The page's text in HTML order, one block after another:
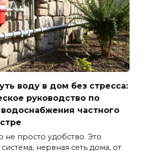
воду в дом без стресса:
руководство по
частного
не просто удобство. Это
нервная сеть дома, от